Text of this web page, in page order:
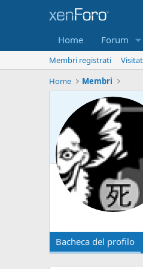
Home Forum
Membri registrati
Home
Membri
Bacheca del profilo